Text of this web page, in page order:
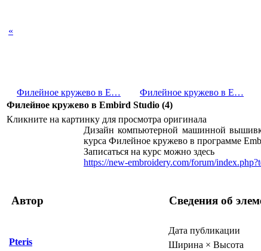
«
Филейное кружево в E… Филейное кружево в E…
Филейное кружево в Embird Studio (4)
Кликните на картинку для просмотра оригинала
Дизайн компьютерной машинной
курса Филейное кружево в программе
Записаться на курс можно здесь
https://new-embroidery.com/forum/
Автор Сведения об
Pteris
Дата публикации
Ширина × Высота